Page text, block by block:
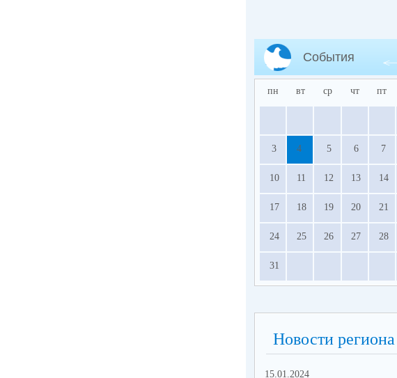
События
пн вт ср чт пт
3 4 5 6 7
10 11 12 13 14
17 18 19 20 21
24 25 26 27 28
31
Новости региона
15.01.2024